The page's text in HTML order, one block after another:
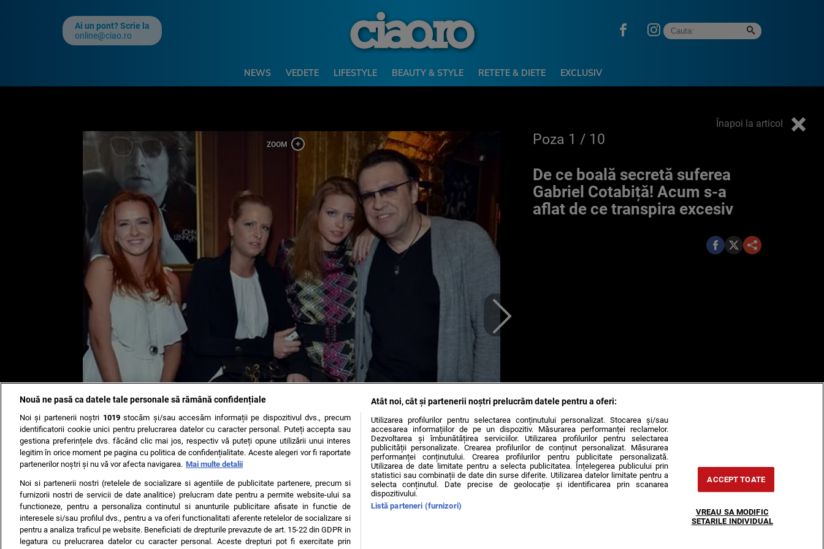
Ai un pont? Scrie la
online@ciao.ro
NEWS VEDETE LIFESTYLE BEAUTY & STYLE RETETE & DIETE EXCLUSIV
Înapoi la articol
Poza 1 / 10
De ce boală secretă suferea
Gabriel Cotabiță! Acum s-a
aflat de ce transpira excesiv
TERMENI ȘI CONDIȚII DESPRE NOI CONTACT SETĂRI COOKIES
Nouă ne pasă ca datele tale personale să rămână confidențiale
Noi și partenerii noștri 1019stocăm și/sau accesăm informații pe dispozitivul dvs., precum
identificatorii cookie unici pentru prelucrarea datelor cu caracter personal. Puteți accepta sau
gestiona preferințele dvs. făcând clic mai jos, respectiv vă puteți opune utilizării unui interes
legitim în orice moment pe pagina cu politica de confidențialitate. Aceste alegeri vor fi raportate
partenerilor noștri și nu vă vor afecta navigarea. Mai multe detalii
Noi si partenerii nostri (retelele de socializare si agentiile de publicitate partenere, precum si
furnizorii nostri de servicii de date analitice) prelucram date pentru a permite website-ului sa
functioneze, pentru a personaliza continutul si anunturile publicitare afisate in functie de
interesele si/sau profilul dvs., pentru a va oferi functionalitati aferente retelelor de socializare si
pentru a analiza traficul pe website. Beneficiati de drepturile prevazute de art. 15-22 din GDPR in
legatura cu prelucrarea datelor cu caracter personal. Aceste drepturi pot fi exercitate prin
Atât noi, cât și partenerii noștri prelucrăm datele pentru a oferi:
Utilizarea profilurilor pentru selectarea conținutului personalizat. Stocarea și/sau
accesarea informațiilor de pe un dispozitiv. Măsurarea performanței reclamelor.
Dezvoltarea și îmbunătățirea serviciilor. Utilizarea profilurilor pentru selectarea
publicității personalizate. Crearea profilurilor de conținut personalizat. Măsurarea
performanței conținutului. Crearea profilurilor pentru publicitate personalizată.
Utilizarea de date limitate pentru a selecta publicitatea. Înțelegerea publicului prin
statistici sau combinații de date din surse diferite. Utilizarea datelor limitate pentru a
selecta conținutul. Date precise de geolocație și identificarea prin scanarea
dispozitivului.
Listă parteneri (furnizori)
ACCEPT TOATE
VREAU SA MODIFIC
SETARILE INDIVIDUAL